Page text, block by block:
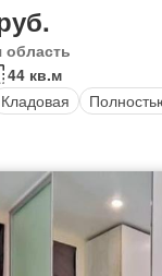
область
44 кв.м
Кладовая